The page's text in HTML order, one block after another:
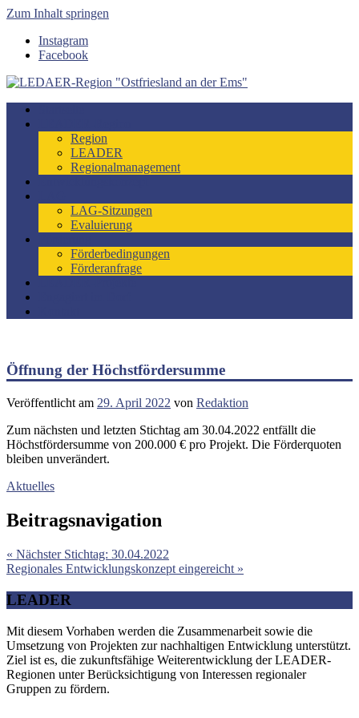
Zum Inhalt springen
Instagram
Facebook
LEDAER-Region "Ostfriesland an der Ems"
Förderzeitraum 2023-2027
Region
LEADER
Regionalmanagement
LAG-Sitzungen
Evaluierung
Förderbedingungen
Förderanfrage
Öffnung der Höchstfördersumme
Veröffentlicht am 29. April 2022 von Redaktion
Zum nächsten und letzten Stichtag am 30.04.2022 entfällt die
Höchstfördersumme von 200.000 € pro Projekt. Die Förderquoten
bleiben unverändert.
Aktuelles
Beitragsnavigation
« Nächster Stichtag: 30.04.2022
Regionales Entwicklungskonzept eingereicht »
LEADER
Mit diesem Vorhaben werden die Zusammenarbeit sowie die
Umsetzung von Projekten zur nachhaltigen Entwicklung unterstützt.
Ziel ist es, die zukunftsfähige Weiterentwicklung der LEADER-
Regionen unter Berücksichtigung von Interessen regionaler
Gruppen zu fördern.